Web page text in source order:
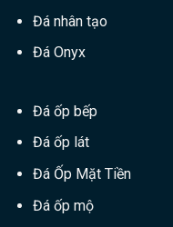
Đá nhân tạo
Đá Onyx
Đá ốp bếp
Đá ốp lát
Đá Ốp Mặt Tiền
Đá ốp mộ